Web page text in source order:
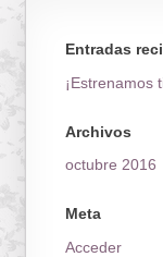
Entradas
¡Estrenamos
Archivos
octubre 2016
Meta
Acceder